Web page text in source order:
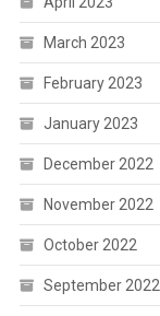
March 2023
February 2023
January 2023
December 2022
November 2022
October 2022
September 2022